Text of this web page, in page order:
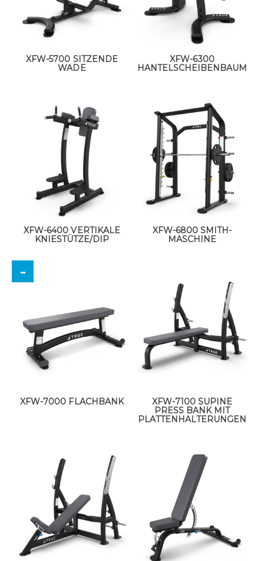
XFW-5700 SITZENDE
WADE
XFW-6300
HANTELSCHEIBENBAUM
XFW-6400 VERTIKALE
KNIESTÜTZE/DIP
XFW-6800 SMITH-
MASCHINE
XFW-7000 FLACHBANK
XFW-7100 SUPINE
PRESS BANK MIT
PLATTENHALTERUNGEN